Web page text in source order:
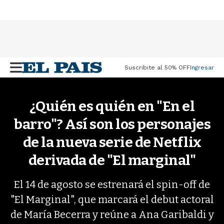
Suscribite al 50% OFFIngresar
¿Quién es quién en "En el
barro"? Así son los personajes
de la nueva serie de Netflix
derivada de "El marginal"
El 14 de agosto se estrenará el spin-off de
"El Marginal", que marcará el debut actoral
de María Becerra y reúne a Ana Garibaldi y